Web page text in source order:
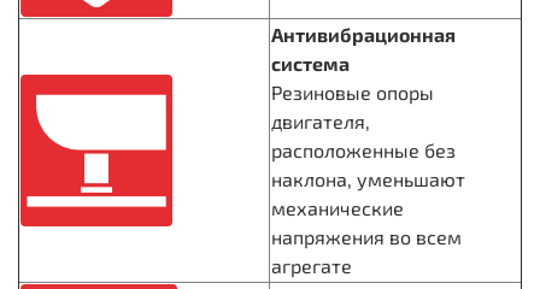
Антивибрационная
система
Резиновые опоры
двигателя,
расположенные без
наклона, уменьшают
механические
напряжения во всем
агрегате